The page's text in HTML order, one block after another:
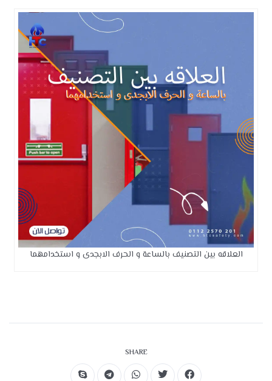
العلاقه بين التصنيف بالساعة و الحرف الابجدى و استخدامهما
SHARE